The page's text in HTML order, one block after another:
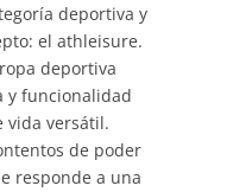
deportiva y
el athleisure.
deportiva
y funcionalidad
vida versátil.
de poder
responde a una